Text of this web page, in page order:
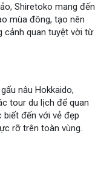
Shiretoko mang đến
mùa đông, tạo nên
cảnh quan tuyệt vời từ
nâu Hokkaido,
tour du lịch để quan
đến với vẻ đẹp
rỡ trên toàn vùng.